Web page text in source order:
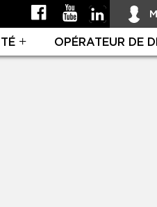
OPÉRATEUR DE